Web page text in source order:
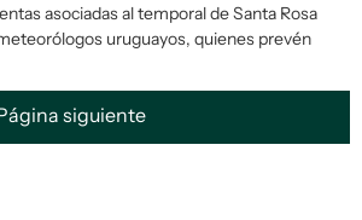
asociadas al temporal de Santa Rosa
uruguayos, quienes prevén
siguiente